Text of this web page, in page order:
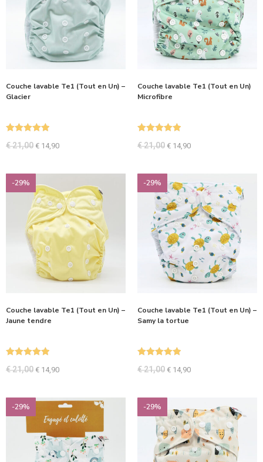
Couche lavable Te1 (Tout en Un) –
Glacier
€21,00 € 14,90
Couche lavable Te1 (Tout en Un)
Microfibre
€21,00 € 14,90
-29%
Couche lavable Te1 (Tout en Un) –
Jaune tendre
€21,00 € 14,90
-29%
Couche lavable Te1 (Tout en Un) –
Samy la tortue
€21,00 € 14,90
-29% -29%